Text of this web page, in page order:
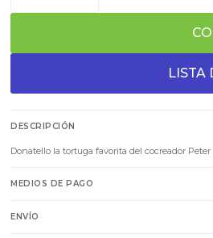
DESCRIPCIÓN
Donatello la tortuga favorita del cocreador
MEDIOS DE PAGO
ENVÍO